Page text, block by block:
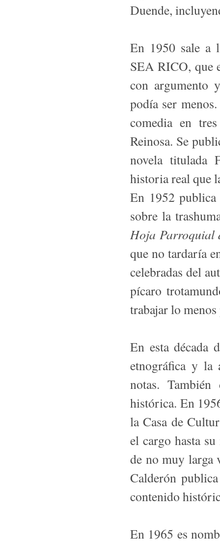
Duende,
En 1950 sale a
SEA RICO, que
con argumento
podía ser
comedia en
Reinosa. Se
novela titulada
historia real que
En 1952
sobre la
Hoja Parroquial
que no tardaría
celebradas del
pícaro
trabajar lo
En esta década
etnográfica y la
notas.
histórica. En
la Casa de
el cargo hasta
de no muy larga
Calderón
contenido
En 1965 es